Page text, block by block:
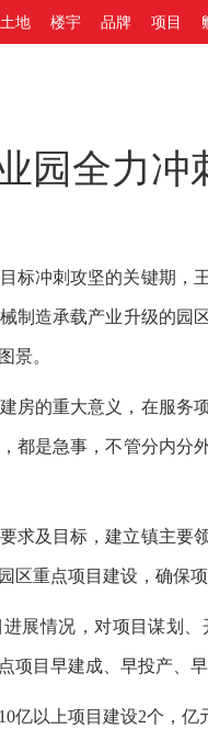
土地 楼宇 品牌 项目
园全力
标冲刺攻坚的关键期，
制造承载产业升级的
景。
房的重大意义，在服务
都是急事，不管分内
求及目标，建立镇主
区重点项目建设，确保
展情况，对项目谋划
项目早建成、早投产、
10亿以上项目建设2个，